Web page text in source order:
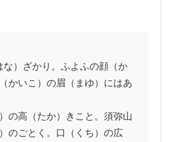
かいこ）の眉（まゆ）にはあ
の高（たか）きこと。須弥山
のごとく。口（くち）の広